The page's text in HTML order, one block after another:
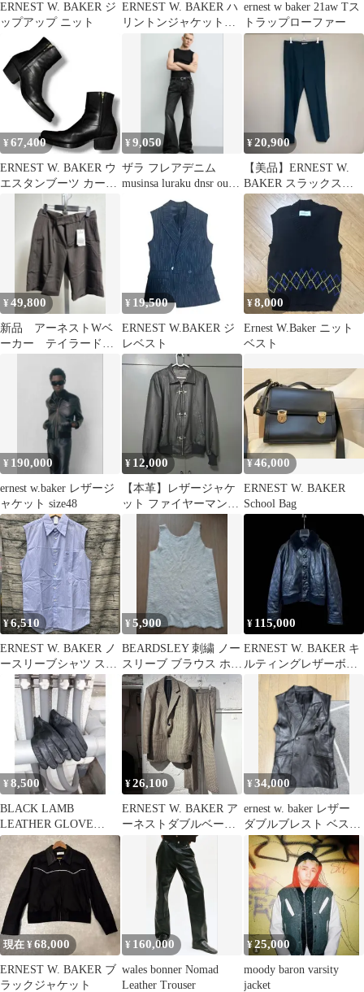
ERNEST W. BAKER ジ
ップアップ ニット
ERNEST W. BAKER ハ
リントンジャケット
ernest w baker 21aw Tス
トラップローファー
¥ 67,400
ERNEST W. BAKER ウ
エスタンブーツ カーフ
スキン ブラック 41
¥9,050
ザラ フレアデニム
musinsa luraku dnsr our
¥20,900
【美品】ERNEST W.
BAKER スラックス
19aw 46
¥49,800
新品 アーネストWベ
ーカー テイラードシ
ストライプ
¥ 19,500
ERNEST W.BAKER ジ
レベスト
¥8,000
Ernest W.Baker ニット
ベスト
¥ 190,000
ernest w.baker レザージ
ャケット size48
¥ 12,000
【本革】レザージャケ
ット ファイヤーマンジ
ャケット 牛革 襟付き
¥46,000
ERNEST W. BAKER
School Bag
¥6,510
ERNEST W. BAKER ノ
ースリーブシャツ スト
ライプ 20ss サイズ48
¥5,900
BEARDSLEY 刺繍 ノー
スリーブ ブラウス ホワ
イト
¥ 115,000
ERNEST W. BAKER キ
ルティングレザーボン
バージャケット
¥ 8,500
BLACK LAMB
LEATHER GLOVE
3103T レザー手袋
¥26,100
ERNEST W. BAKER ア
ーネストダブルベーカ
ー Houndstooth Set Up
セットアップ ブラウン
size:S 【表参道B05】
¥34,000
ernest w. baker レザー
ダブルブレスト ベスト
ジレ 20SS
現在 ¥68,000
ERNEST W. BAKER ブ
ラックジャケット
¥ 160,000
wales bonner Nomad
Leather Trouser
¥25,000
moody baron varsity
jacket